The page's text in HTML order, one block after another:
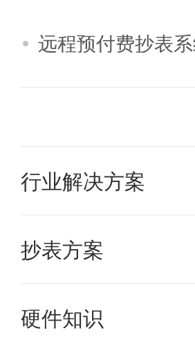
远程预付费抄表
行业解决方案
老旧小区水表改
抄表方案
学校宿舍水电表
硬件知识